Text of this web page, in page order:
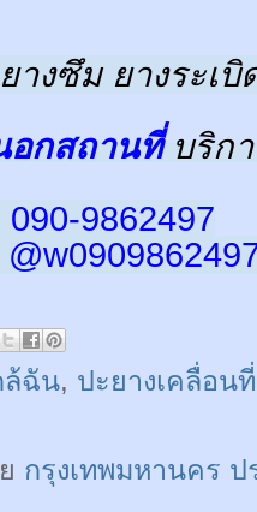
างซึม ยางระเบิ
อกสถานที่ บริก
090-9862497
@w
ล้ฉัน, ปะยางเคลื่อนที่
กรุงเทพมหานคร ป